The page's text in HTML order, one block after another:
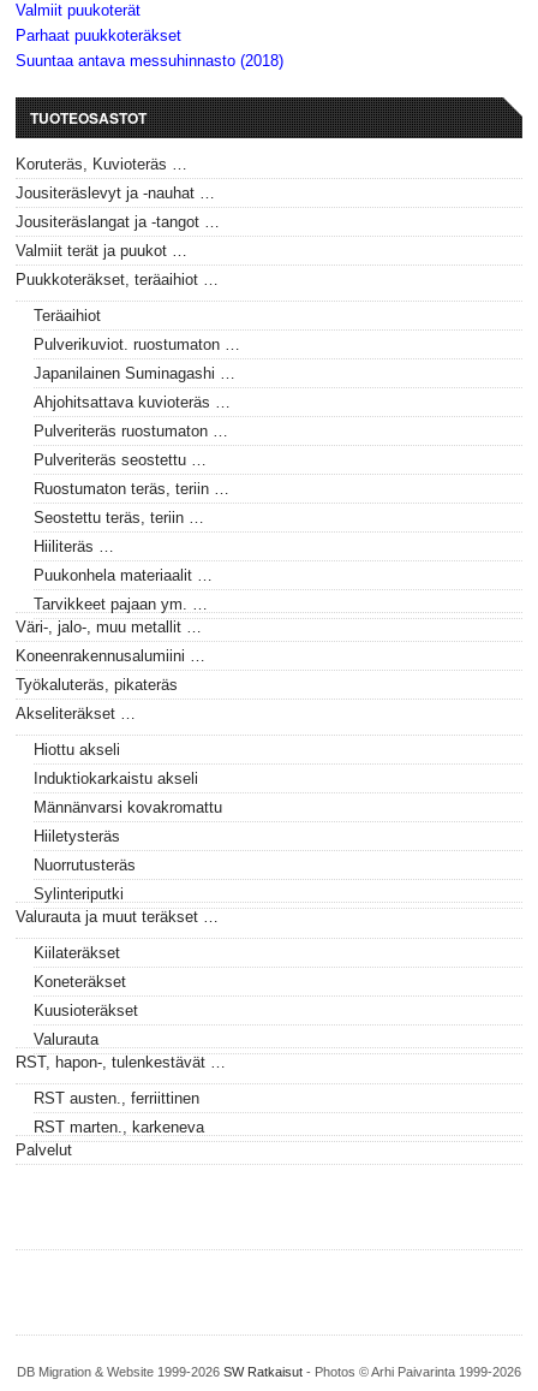
Valmiit puukoterät
Parhaat puukkoteräkset
Suuntaa antava messuhinnasto (2018)
TUOTEOSASTOT
Koruteräs, Kuvioteräs …
Jousiteräslevyt ja -nauhat …
Jousiteräslangat ja -tangot …
Valmiit terät ja puukot …
Puukkoteräkset, teräaihiot …
Teräaihiot
Pulverikuviot. ruostumaton …
Japanilainen Suminagashi …
Ahjohitsattava kuvioteräs …
Pulveriteräs ruostumaton …
Pulveriteräs seostettu …
Ruostumaton teräs, teriin …
Seostettu teräs, teriin …
Hiiliteräs …
Puukonhela materiaalit …
Tarvikkeet pajaan ym. …
Väri-, jalo-, muu metallit …
Koneenrakennusalumiini …
Työkaluteräs, pikateräs
Akseliteräkset …
Hiottu akseli
Induktiokarkaistu akseli
Männänvarsi kovakromattu
Hiiletysteräs
Nuorrutusteräs
Sylinteriputki
Valurauta ja muut teräkset …
Kiilateräkset
Koneteräkset
Kuusioteräkset
Valurauta
RST, hapon-, tulenkestävät …
RST austen., ferriittinen
RST marten., karkeneva
Palvelut
DB Migration & Website 1999-2026 SW Ratkaisut- Photos © Arhi Paivarinta 1999-2026